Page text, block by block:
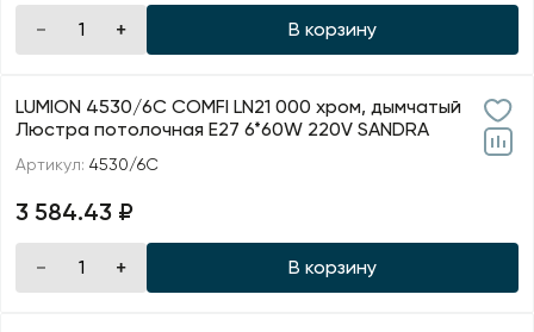
В корзину
LUMION 4530/6C COMFI LN21 000 хром, дымчатый
Люстра потолочная E27 6*60W 220V SANDRA
Артикул: 4530/6C
3 584.43 ₽
В корзину